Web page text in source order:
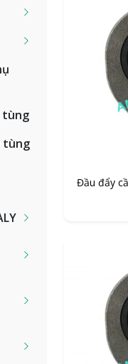
tùng
tùng
Đầu đẩy